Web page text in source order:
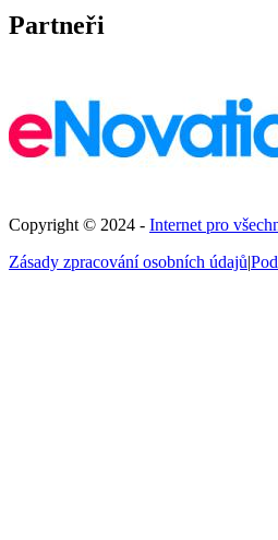
Partneři
Copyright © 2024 - Internet pro
Zásady zpracování osobních údajů|